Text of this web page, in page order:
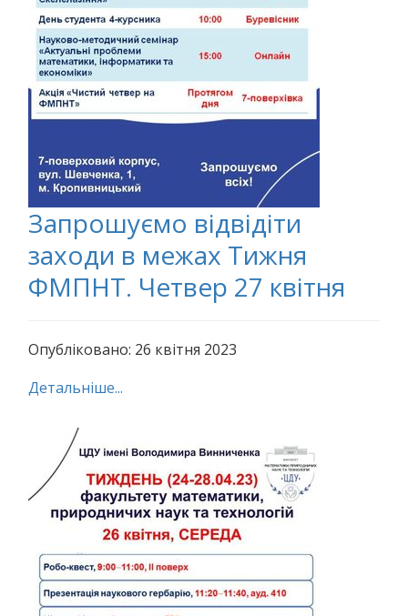
Запрошуємо відвідіти
заходи в межах Тижня
ФМПНТ. Четвер 27 квітня
Опубліковано: 26 квітня 2023
Детальніше...